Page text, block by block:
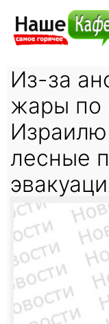
Из-за
жары по
лесные